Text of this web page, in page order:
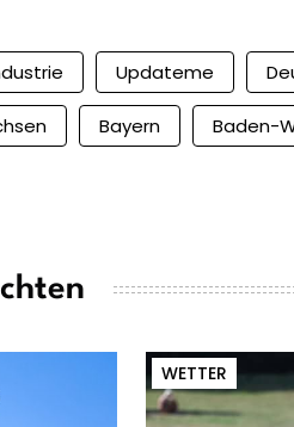
Updateme
Bayern Baden-
WETTER